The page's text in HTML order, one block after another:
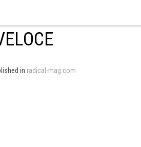
in radical-mag.com